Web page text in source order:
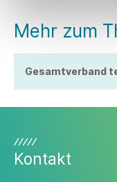
Mehr zum
Gesamtverband
Kontakt